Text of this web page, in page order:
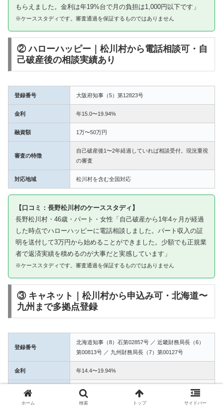
もらえました。金利は年19%台で月の負担は1,000円以下です」
※ケーススタディです。審査通過を保証するものではありません
② ハローハッピー｜松川村から電話相談可・自
己破産後の相談実績あり
登録番号 大阪府知事（5）第12823号
金利 年15.0〜19.94%
融資額 1万〜50万円
審査の特徴
自己破産後1〜2年経過していれば相談受付。現況重視
の審査
対応地域 松川村を含む全国対応
【口コミ：長野松川村のケーススタディ】
長野松川村・46歳・パート・女性「自己破産から1年4ヶ月が経過
した時点でハローハッピーに電話相談しました。パート収入の証
明を送付して3万円から始めることができました。少額でも正規業
者で返済実績を積めるのが大事だと実感しています」
※ケーススタディです。審査通過を保証するものではありません
③ キャネット｜松川村から申込み可・北海道〜
九州まで多拠点登録
登録番号
北海道知事（8）石第02857号 ／ 近畿財務局長（6）
第00813号 ／ 九州財務局長（7）第00127号
金利 年14.4〜19.94%
融資額 1万〜50万円
ホーム 検索 トップ サイドバー